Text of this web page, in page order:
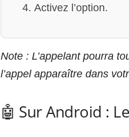
Activez l’option.
Note : L’appelant pourra
l’appel apparaître dans
🤖 Sur Android :